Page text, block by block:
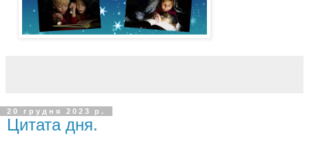
20 грудня 2023 р.
Цитата дня.